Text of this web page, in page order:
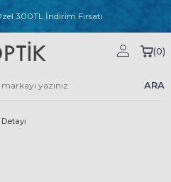
300TL İndirim Fırsatı
ARA
(0)